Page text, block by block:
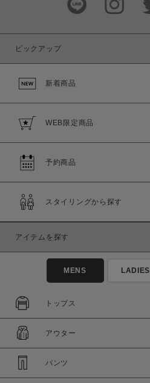
ピックアップ
新着商品
WEB限定商品
予約商品
スタイリングから探す
アイテムを探す
MENS LADIES
トップス
アウター
パンツ